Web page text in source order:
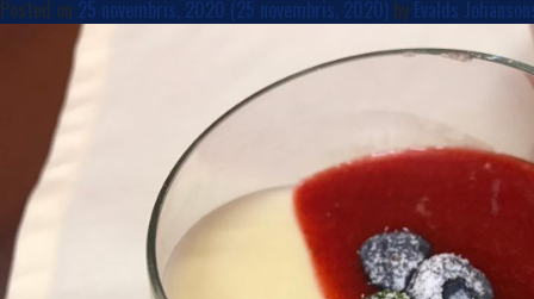
Posted on 25 novembris, 2020 (25 novembris, 2020) by Evalds